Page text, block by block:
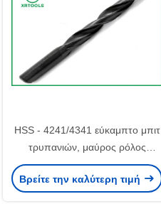
HSS - 4241/4341 εύκαμπτο μπιτ
τρυπανιών, μαύρος ρόλος
σφυρηλάτησαν τα κομμάτια
τρυπανιών συστροφής
Βρείτε την καλύτερη τιμή